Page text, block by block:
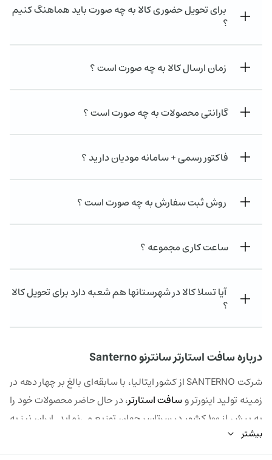
برای تحویل حضوری کالا به چه صورت باید هماهنگ کنیم
؟
زمان ارسال کالا به چه صورت است ؟
گارانتی محصولات به چه صورت است ؟
فاکتور رسمی + سامانه مودیان دارید ؟
روش ثبت سفارش به چه صورت است ؟
ساعت کاری مجموعه ؟
آیا تسلا کالا در شهرستانها هم شعبه دارد برای تحویل کالا
؟
درباره سافت استارتر سانترنو Santerno
شرکت SANTERNO از کشور ایتالیا، با سابقه‌ای بالغ بر چهار دهه در
زمینه تولید اینورتر وسافت استارتر، در حال حاضر محصولات خود را
به بیش از 100 کشور در سرتاسر جهان توزیع می‌نماید. ایران نیز به
عنوان یکی از کشورهایی که با این شرکت همکاری نزدیک دارد،
توانسته است تعدادی از تولیدات اینورتر و استارت نرم SANTERNO
بیشتر